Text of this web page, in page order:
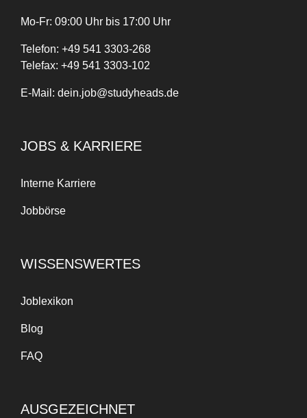
Mo-Fr: 09:00 Uhr bis 17:00 Uhr
Telefon: +49 541 3303-268
Telefax: +49 541 3303-102
E-Mail: dein.job@studyheads.de
JOBS & KARRIERE
Interne Karriere
Jobbörse
WISSENSWERTES
Joblexikon
Blog
FAQ
AUSGEZEICHNET